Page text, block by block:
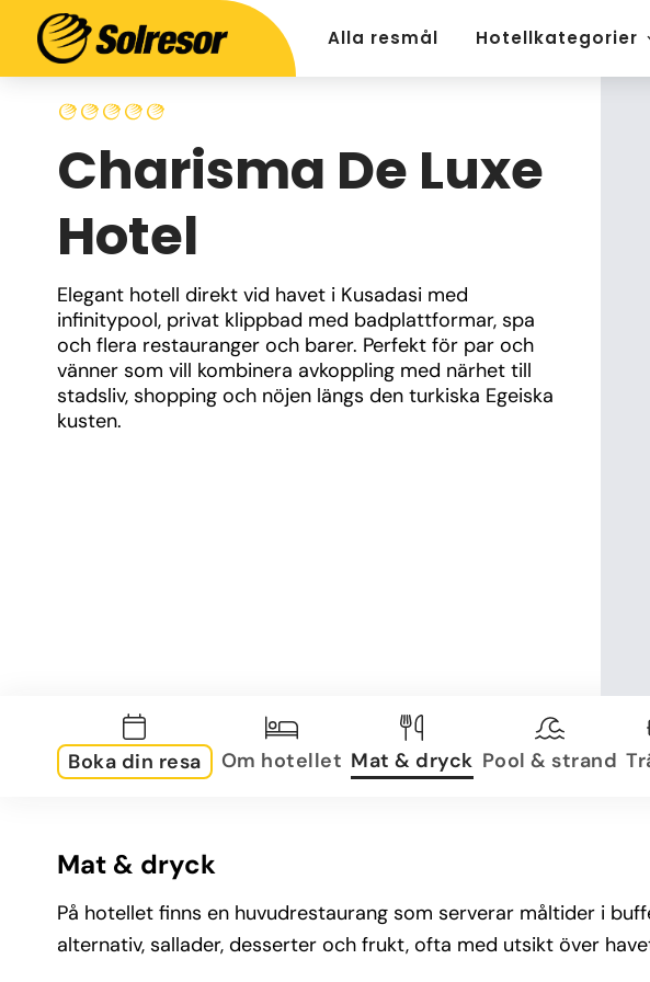
Alla resmål Hotellkategorier
Charisma De Luxe
Hotel
Elegant hotell direkt vid havet i Kusadasi med
infinitypool, privat klippbad med badplattformar, spa
och flera restauranger och barer. Perfekt för par och
vänner som vill kombinera avkoppling med närhet till
stadsliv, shopping och nöjen längs den turkiska Egeiska
kusten.
Boka din resa Om hotellet Mat & dryck Pool & strand
Mat & dryck
På hotellet finns en huvudrestaurang som serverar måltider i
alternativ, sallader, desserter och frukt, ofta med utsikt över